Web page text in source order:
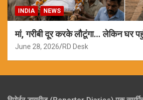
INDIA NEWS
मां, गरीबी दूर करके लौटूंगा… लेकिन घर
June 28, 2026 RD Desk